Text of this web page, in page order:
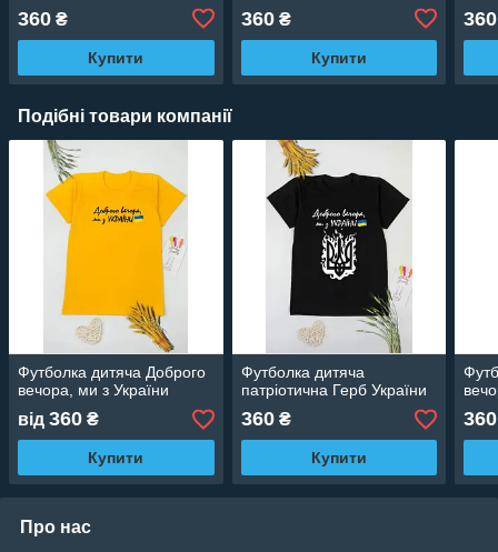
360 ₴
Купити
360₴
Купити
360
Подібні товари компанії
Футболка дитяча Доброго
вечора, ми з України
від 360 ₴
Купити
Футболка дитяча
патріотична Герб України
360₴
Купити
360
Про нас